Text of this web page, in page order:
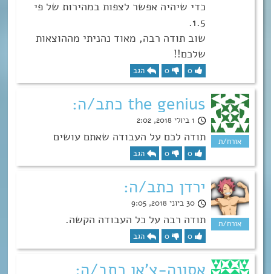
כדי שיהיה אפשר לצפות במהירות של פי
1.5.
שוב תודה רבה, מאוד נהניתי מההוצאות
שלכם!!
0
0 הגב
the genius כתב/ה:
1 ביולי 2018, 2:02
תודה לכם על העבודה שאתם עושים
0
0 הגב
ירדן כתב/ה:
30 ביוני 2018, 9:05
תודה רבה על כל העבודה הקשה.
0
0 הגב
אסונה-צ'אן כתב/ה: